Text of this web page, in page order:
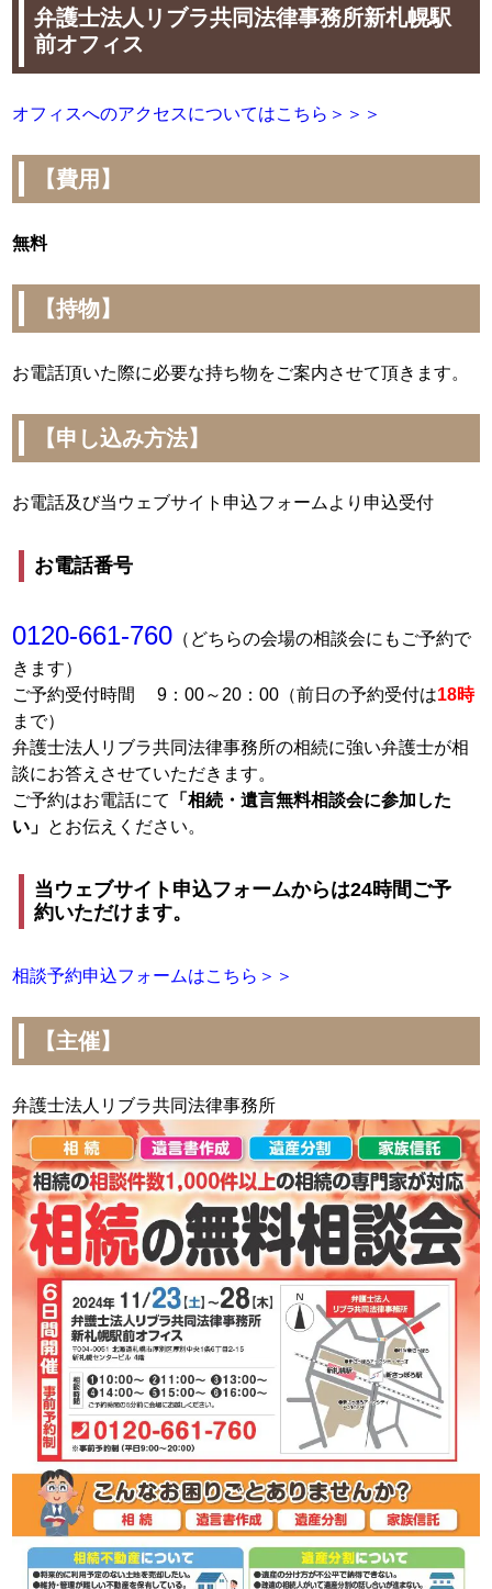
弁護士法人リブラ共同法律事務所新札幌駅
前オフィス
オフィスへのアクセスについてはこちら＞＞＞
【費用】
無料
【持物】
お電話頂いた際に必要な持ち物をご案内させて頂きます。
【申し込み方法】
お電話及び当ウェブサイト申込フォームより申込受付
お電話番号
0120-661-760 （どちらの会場の相談会にもご予約で
きます）
ご予約受付時間 9：00～20：00（前日の予約受付は18時
まで）
弁護士法人リブラ共同法律事務所の相続に強い弁護士が相
談にお答えさせていただきます。
ご予約はお電話にて
「相続・遺言無料相談会に参加した
い」 とお伝えください。
当ウェブサイト申込フォームからは24時間ご予
約いただけます。
相談予約申込フォームはこちら＞＞
【主催】
弁護士法人リブラ共同法律事務所